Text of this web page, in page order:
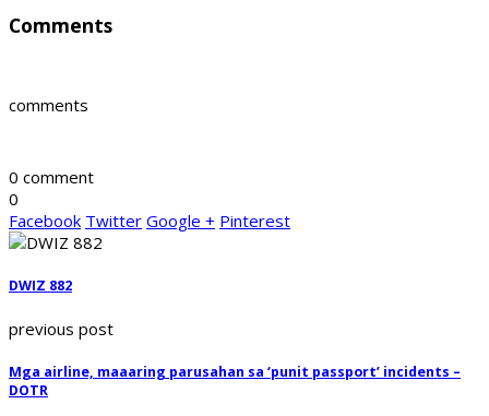
Comments
comments
0 comment
0
Facebook Twitter Google + Pinterest
DWIZ 882
previous post
Mga airline, maaaring parusahan sa ‘punit passport’ incidents –
DOTR